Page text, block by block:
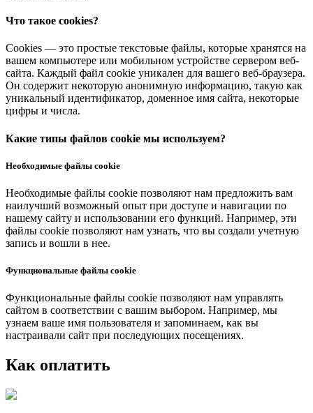
Что такое cookies?
Cookies — это простые текстовые файлы, которые хранятся на
вашем компьютере или мобильном устройстве сервером веб-
сайта. Каждый файл cookie уникален для вашего веб-браузера.
Он содержит некоторую анонимную информацию, такую как
уникальный идентификатор, доменное имя сайта, некоторые
цифры и числа.
Какие типы файлов cookie мы используем?
Необходимые файлы cookie
Необходимые файлы cookie позволяют нам предложить вам
наилучший возможный опыт при доступе и навигации по
нашему сайту и использовании его функций. Например, эти
файлы cookie позволяют нам узнать, что вы создали учетную
запись и вошли в нее.
Функциональные файлы cookie
Функциональные файлы cookie позволяют нам управлять
сайтом в соответствии с вашим выбором. Например, мы
узнаем ваше имя пользователя и запоминаем, как вы
настраивали сайт при последующих посещениях.
Как оплатить